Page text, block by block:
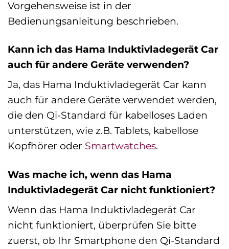
Vorgehensweise ist in der
Bedienungsanleitung beschrieben.
Kann ich das Hama Induktivladegerät Car
auch für andere Geräte verwenden?
Ja, das Hama Induktivladegerät Car kann
auch für andere Geräte verwendet werden,
die den Qi-Standard für kabelloses Laden
unterstützen, wie z.B. Tablets, kabellose
Kopfhörer oder Smartwatches.
Was mache ich, wenn das Hama
Induktivladegerät Car nicht funktioniert?
Wenn das Hama Induktivladegerät Car
nicht funktioniert, überprüfen Sie bitte
zuerst, ob Ihr Smartphone den Qi-Standard